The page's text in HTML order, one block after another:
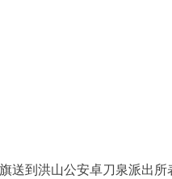
送到洪山公安卓刀泉派出所